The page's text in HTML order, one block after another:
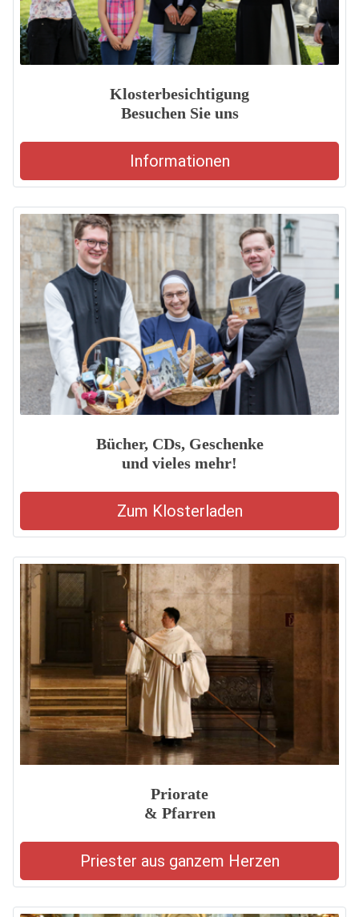
Klosterbesichtigung
Besuchen Sie uns
Informationen
Bücher, CDs, Geschenke
und vieles mehr!
Zum Klosterladen
Priorate
& Pfarren
Priester aus ganzem Herzen